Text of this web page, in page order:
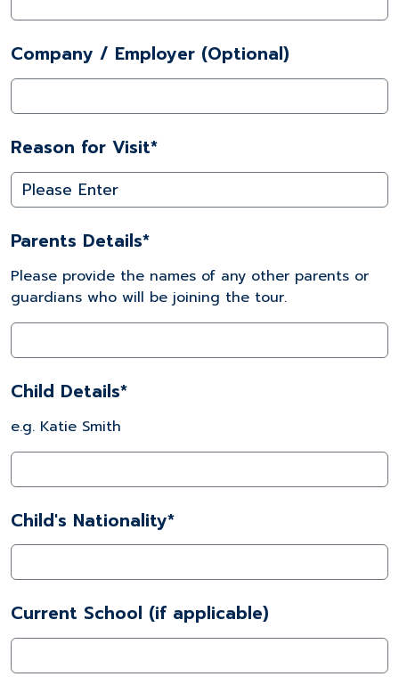
Company / Employer (Optional)
Reason for Visit*
Parents Details*
Please provide the names of any other parents or
guardians who will be joining the tour.
Child Details*
e.g. Katie Smith
Child's Nationality*
Current School (if applicable)